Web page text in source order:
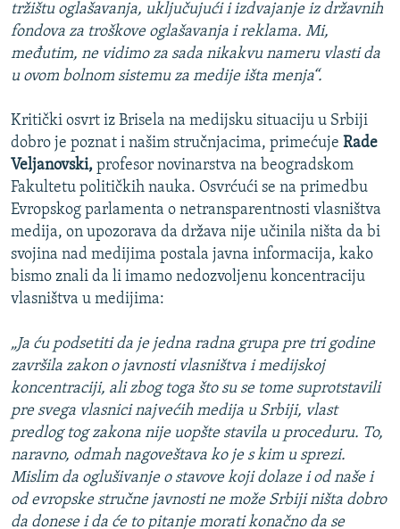
tržištu oglašavanja, uključujući i izdvajanje iz državnih
fondova za troškove oglašavanja i reklama. Mi,
međutim, ne vidimo za sada nikakvu nameru vlasti da
u ovom bolnom sistemu za medije išta menja“.
Kritički osvrt iz Brisela na medijsku situaciju u Srbiji
dobro je poznat i našim stručnjacima, primećuje Rade
Veljanovski, profesor novinarstva na beogradskom
Fakultetu političkih nauka. Osvrćući se na primedbu
Evropskog parlamenta o netransparentnosti vlasništva
medija, on upozorava da država nije učinila ništa da bi
svojina nad medijima postala javna informacija, kako
bismo znali da li imamo nedozvoljenu koncentraciju
vlasništva u medijima:
„Ja ću podsetiti da je jedna radna grupa pre tri godine
završila zakon o javnosti vlasništva i medijskoj
koncentraciji, ali zbog toga što su se tome suprotstavili
pre svega vlasnici najvećih medija u Srbiji, vlast
predlog tog zakona nije uopšte stavila u proceduru. To,
naravno, odmah nagoveštava ko je s kim u sprezi.
Mislim da oglušivanje o stavove koji dolaze i od naše i
od evropske stručne javnosti ne može Srbiji ništa dobro
da donese i da će to pitanje morati konačno da se